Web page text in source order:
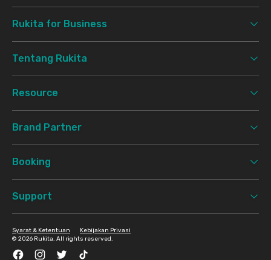
Rukita for Business
Tentang Rukita
Resource
Brand Partner
Booking
Support
© 2026 Rukita. All rights reserved.
Syarat & Ketentuan Kebijakan Privasi
FacebookInstagramTwitter TikTok